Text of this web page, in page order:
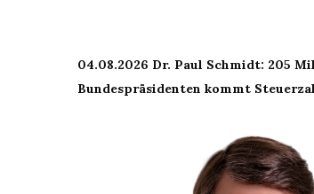
04.08.2026 Dr. Paul Schmidt: 205
Bundespräsidenten kommt